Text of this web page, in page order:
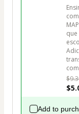
Add to